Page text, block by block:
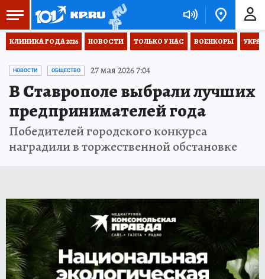
КЛИНИКА ГОДА 2026 НОВОСТИ ТОЛЬКО У НАС ВОЕНКОРЫ
НОВОСТИ ОБЩЕСТВО 27 мая 2026 7:04
В Ставрополе выбрали лучших
предпринимателей года
Победителей городского конкурса
наградили в торжественной обстановке